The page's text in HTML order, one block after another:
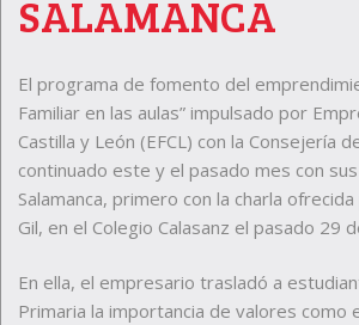
SALAMANCA
El programa de fomento del
Familiar en las aulas” impulsado por
Castilla y León (EFCL) con la Consejería
continuado este y el pasado mes con
Salamanca, primero con la charla
Gil, en el Colegio Calasanz el pasado 29
En ella, el empresario trasladó a
Primaria la importancia de valores como